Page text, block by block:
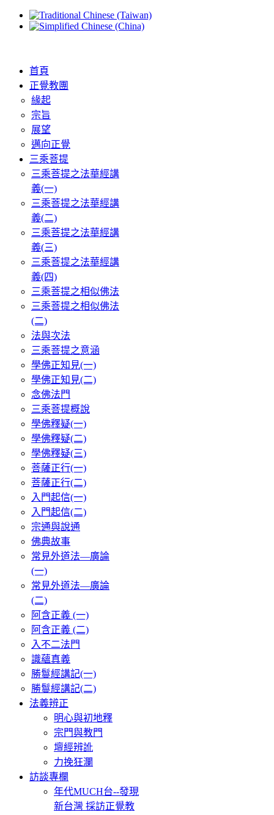
首頁
正覺教團
緣起
宗旨
展望
邁向正覺
三乘菩提
三乘菩提之法華經講
義(一)
三乘菩提之法華經講
義(二)
三乘菩提之法華經講
義(三)
三乘菩提之法華經講
義(四)
三乘菩提之相似佛法
三乘菩提之相似佛法
(二)
法與次法
三乘菩提之意涵
學佛正知見(一)
學佛正知見(二)
念佛法門
三乘菩提概說
學佛釋疑(一)
學佛釋疑(二)
學佛釋疑(三)
菩薩正行(一)
菩薩正行(二)
入門起信(一)
入門起信(二)
宗通與說通
佛典故事
常見外道法—廣論
(一)
常見外道法—廣論
(二)
阿含正義 (一)
阿含正義 (二)
入不二法門
識蘊真義
勝鬘經講記(一)
勝鬘經講記(二)
法義辨正
明心與初地釋
宗門與教門
壇經辨訛
力挽狂瀾
訪談專欄
年代MUCH台--發現
新台灣 採訪正覺教